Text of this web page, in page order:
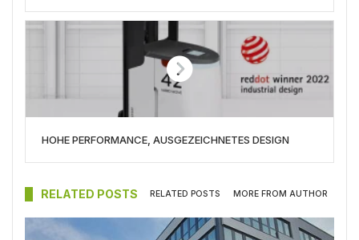
HOHE PERFORMANCE, AUSGEZEICHNETES DESIGN
RELATED POSTS RELATED POSTS MORE FROM AUTHOR